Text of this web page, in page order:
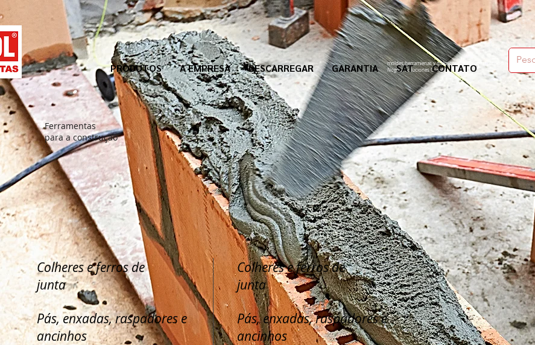
moldes,herramienas y químicos para la construcción
Nogosa Soluciones Constructivas
PRODUTOS A EMPRESA DESCARREGAR GARANTIA SAT CONTATO
Ferramentas
para a construção
Colheres e ferros de
junta
Colheres e ferros de
junta
Pás, enxadas, raspadores e
ancinhos
Pás, enxadas, raspadores e
ancinhos